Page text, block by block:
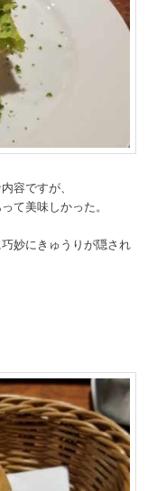
容ですが、
て美味しかった。
妙にきゅうりが隠され